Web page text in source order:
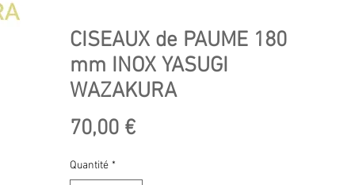
CISEAUX de PAUME 180
mm INOX YASUGI
WAZAKURA
70,00 €Prix
Quantité *